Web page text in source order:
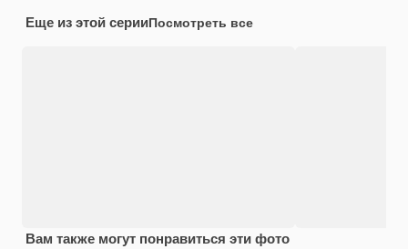
Еще из этой серииПосмотреть все
Вам также могут понравиться эти фото